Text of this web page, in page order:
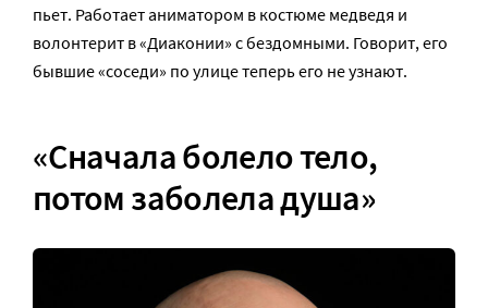
пьет. Работает аниматором в костюме медведя и
волонтерит в «Диаконии» с бездомными. Говорит, его
бывшие «соседи» по улице теперь его не узнают.
«Сначала болело тело,
потом заболела душа»